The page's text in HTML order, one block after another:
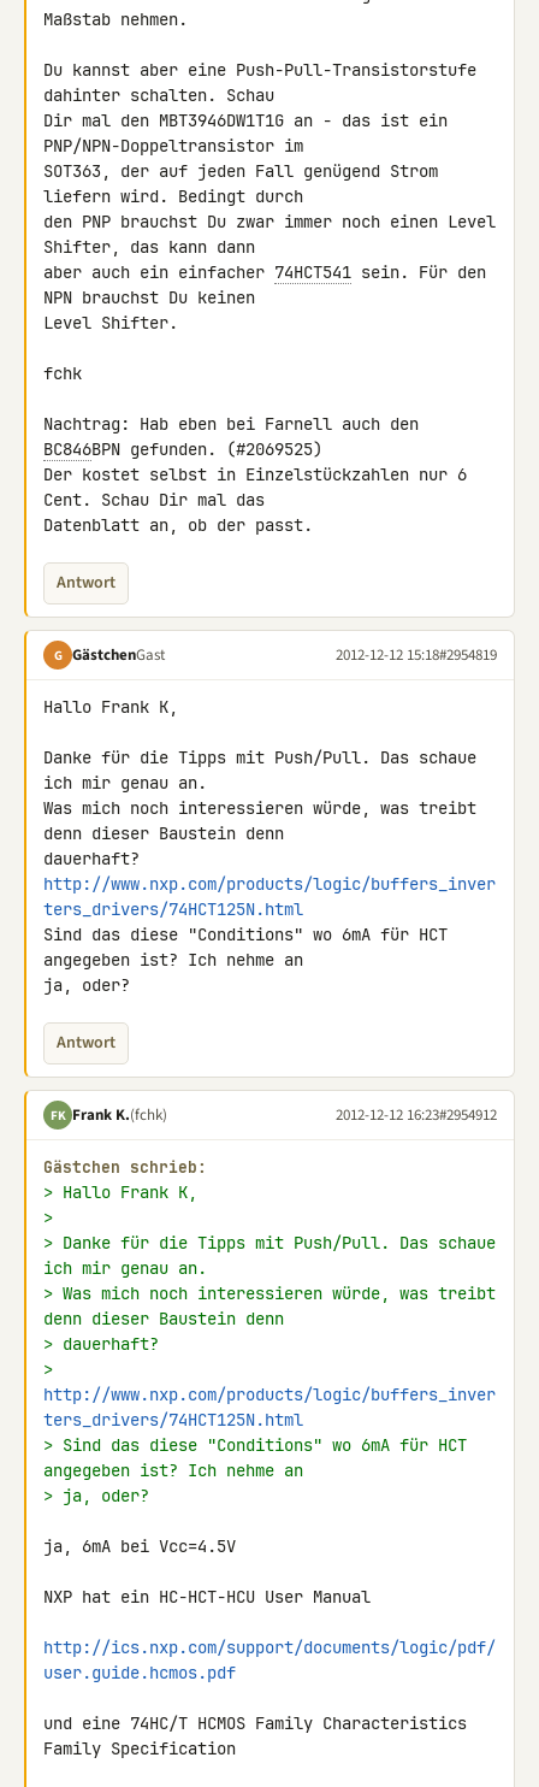
Maßstab nehmen.
Du kannst aber eine Push-Pull-Transistorstufe
dahinter schalten. Schau
Dir mal den MBT3946DW1T1G an - das ist ein
PNP/NPN-Doppeltransistor im
SOT363, der auf jeden Fall genügend Strom
liefern wird. Bedingt durch
den PNP brauchst Du zwar immer noch einen Level
Shifter, das kann dann
aber auch ein einfacher 74HCT541 sein. Für den
NPN brauchst Du keinen
Level Shifter.
fchk
BC846BPN gefunden. (#2069525)
Der kostet selbst in Einzelstückzahlen nur 6
Cent. Schau Dir mal das
Datenblatt an, ob der passt.
Antwort
G GästchenGast 2012-12-12 15:18#2954819
Hallo Frank K,
Danke für die Tipps mit Push/Pull. Das schaue
ich mir genau an.
Was mich noch interessieren würde, was treibt
denn dieser Baustein denn
http://www.nxp.com/products/logic/buffers_inver
ters_drivers/74HCT125N.html
Sind das diese "Conditions" wo 6mA für HCT
angegeben ist? Ich nehme an
ja, oder?
Antwort
FK Frank K.(fchk) 2012-12-12 16:23#2954912
Gästchen schrieb:
> Hallo Frank K,
>
> Danke für die Tipps mit Push/Pull. Das schaue
ich mir genau an.
> Was mich noch interessieren würde, was treibt
denn dieser Baustein denn
> dauerhaft?
http://www.nxp.com/products/logic/buffers_inver
ters_drivers/74HCT125N.html
> Sind das diese "Conditions" wo 6mA für HCT
angegeben ist? Ich nehme an
> ja, oder?
ja, 6mA bei Vcc=4.5V
NXP hat ein HC-HCT-HCU User Manual
http://ics.nxp.com/support/documents/logic/pdf/
user.guide.hcmos.pdf
und eine 74HC/T HCMOS Family Characteristics
Family Specification